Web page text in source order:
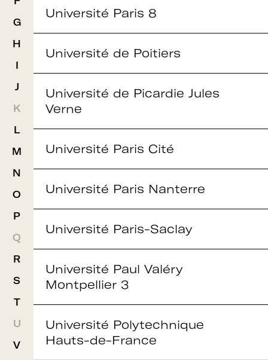
Rejoignez le réseau A+U+C
G
H
I
J
K
L
M
N
O
P
Q
R
S
T
U
V
Université Paris 8
Université de Poitiers
Université de Picardie Jules
Verne
Université Paris Cité
Université Paris Nanterre
Université Paris-Saclay
Université Paul Valéry
Montpellier 3
Université Polytechnique
Hauts-de-France